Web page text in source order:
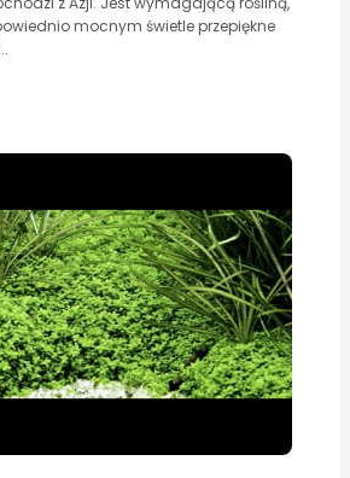
mocnym świetle przepiękne